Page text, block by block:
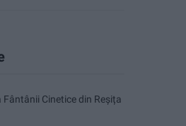
Fântânii Cinetice din Reșița